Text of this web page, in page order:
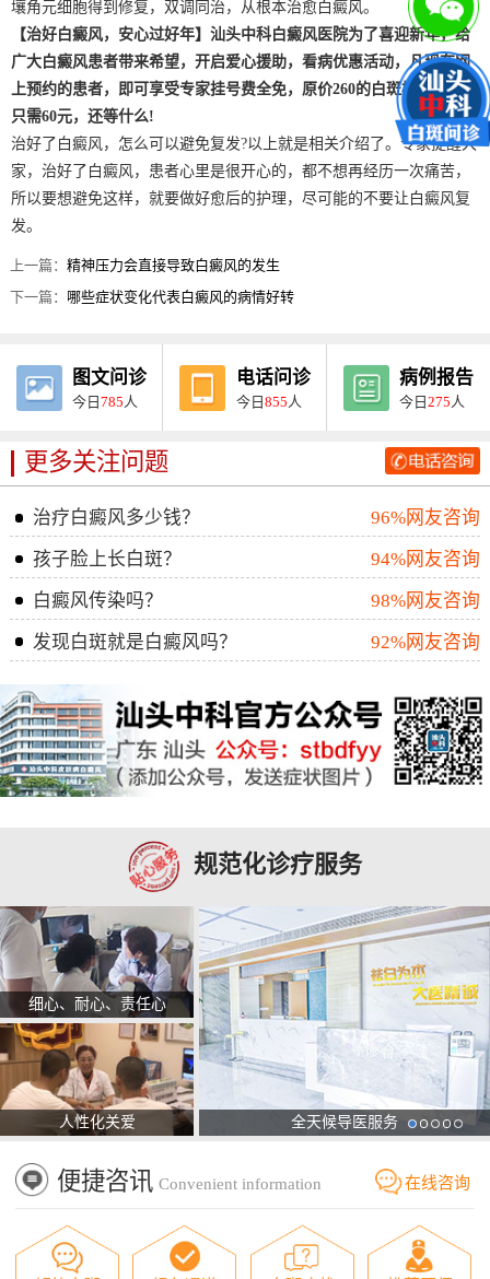
壤角元细胞得到修复，双调同治，从根本治愈白癜风。
【治好白癜风，安心过好年】汕头中科白癜风医院为了喜迎新年，给
广大白癜风患者带来希望，开启爱心援助，看病优惠活动，凡现在网
上预约的患者，即可享受专家挂号费全免，原价260的白斑检测，现在
只需60元，还等什么!
治好了白癜风，怎么可以避免复发?以上就是相关介绍了。专家提醒大
家，治好了白癜风，患者心里是很开心的，都不想再经历一次痛苦，
所以要想避免这样，就要做好愈后的护理，尽可能的不要让白癜风复
发。
上一篇：精神压力会直接导致白癜风的发生
下一篇： 哪些症状变化代表白癜风的病情好转
图文问诊
今日785 人
电话问诊
今日855 人
病例报告
今日275 人
更多关注问题
治疗白癜风多少钱？
96%网友咨询
孩子脸上长白斑？
94%网友咨询
白癜风传染吗？
98%网友咨询
发现白斑就是白癜风吗？
92%网友咨询
规范化诊疗服务
细心、耐心、责任心
人性化关爱 全天候导医服务
便捷咨讯 Convenient information 在线咨询